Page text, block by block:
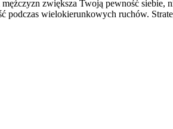
zwiększa Twoją pewność siebie,
wielokierunkowych ruchów.